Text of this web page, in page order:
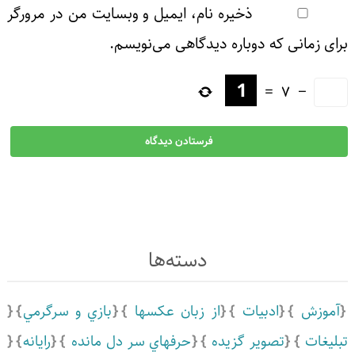
ذخیره نام، ایمیل و وبسایت من در مرورگر
برای زمانی که دوباره دیدگاهی می‌نویسم.
−
7
=
دسته‌ها
آموزش ادبيات از زبان عکسها
بازي و سرگرمي
تبلیغات
تصویر گزیده حرفهاي سر دل مانده
رايانه